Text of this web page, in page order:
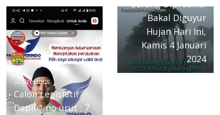
← Previous
Calon Legislatif
Dapil 1 no urut : 7
Serang Diprediksi
Bakal Diguyur
Hujan Hari Ini,
Kamis 4 Januari
2024